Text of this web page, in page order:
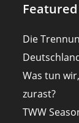
Featured
Die
Was tun
zurast?
TWW